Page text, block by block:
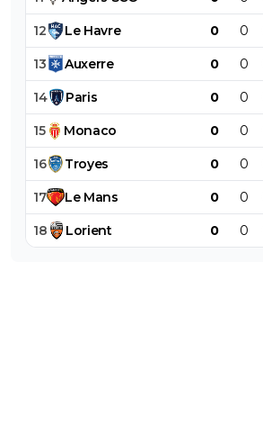
12 Le Havre 0 0
13 Auxerre 0 0
14 Paris 0 0
15 Monaco 0 0
16 Troyes 0 0
17 Le Mans 0 0
18 Lorient 0 0